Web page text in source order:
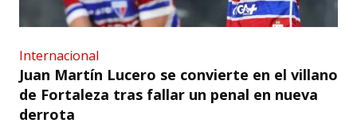
Internacional
Juan Martín Lucero se convierte en el villano
de Fortaleza tras fallar un penal en nueva
derrota